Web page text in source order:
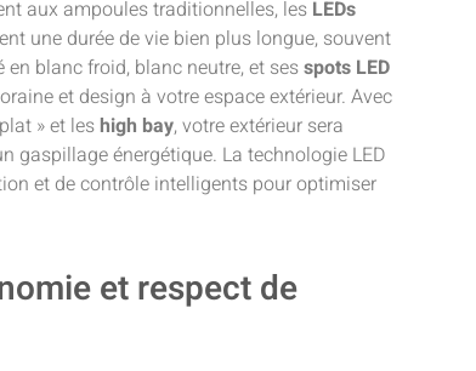
aux ampoules traditionnelles, les LEDs
une durée de vie bien plus longue, souvent
blanc froid, blanc neutre, et sesspots LED
et design à votre espace extérieur. Avec
» et leshigh bay, votre extérieur sera
gaspillage énergétique. La technologie LED
et de contrôle intelligents pour optimiser
et respect de